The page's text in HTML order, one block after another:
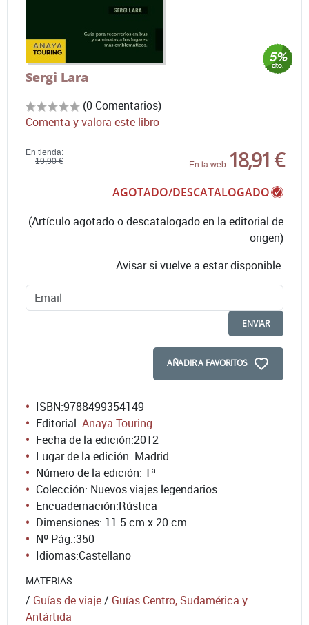
Sergi Lara
(0 Comentarios)
Comenta y valora este libro
En tienda:
19,90 €
En la web:18,91 €
AGOTADO/DESCATALOGADO
(Artículo agotado o descatalogado en la editorial de
origen)
Avisar si vuelve a estar disponible.
ENVIAR
AÑADIR A FAVORITOS
ISBN:9788499354149
Editorial: Anaya Touring
Fecha de la edición:2012
Lugar de la edición: Madrid.
Número de la edición: 1ª
Colección: Nuevos viajes legendarios
Encuadernación:Rústica
Dimensiones: 11.5 cm x 20 cm
Nº Pág.:350
Idiomas:Castellano
MATERIAS:
/ Guías de viaje/ Guías Centro, Sudamérica y
Antártida